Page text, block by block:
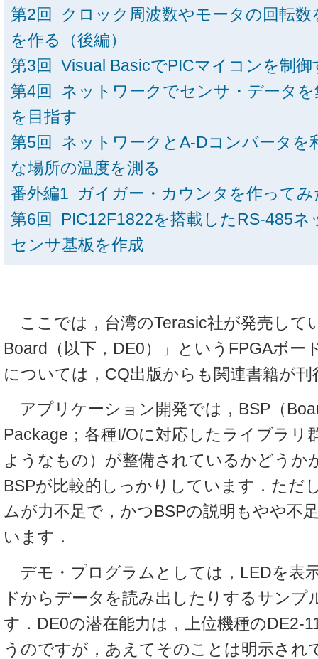
第2回 クロック周波数やモータの回転
を作る（後編）
第3回 Visual BasicでPICマイコンを制御
第4回 ネットワークでセンサ・データを
を目指す
第5回 ネットワークとA-Dコンバータを
な場所の温度を測る
番外編1 ガイガー・カウンタを作ってみ
第6回 PIC12F1822を搭載したRS-485ネ
センサ基板を作成
ここでは，台湾のTerasic社が発売して
Board（以下，DE0）」というFPGAボー
については，CQ出版からも関連書籍が
アプリケーション開発では，BSP（
Package；各種I/Oに対応したライブラリ
ようなもの）が整備されているかどうか
BSPが比較的しっかりしています．ただ
ムが力不足で，かつBSPの説明もやや不
います．
デモ・プログラムとしては，LEDを表
ドからデータを読み出したりするサンプ
す．DE0の潜在能力は，上位機種のDE2-
うのですが，あえてそのことは明示され